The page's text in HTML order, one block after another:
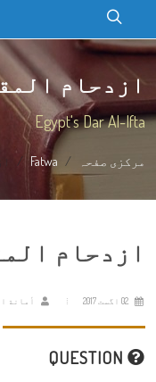
ازدحام
Egypt's Dar Al-Ifta
مرکزی صفحہ Fatwa
ازدحام
أمانة